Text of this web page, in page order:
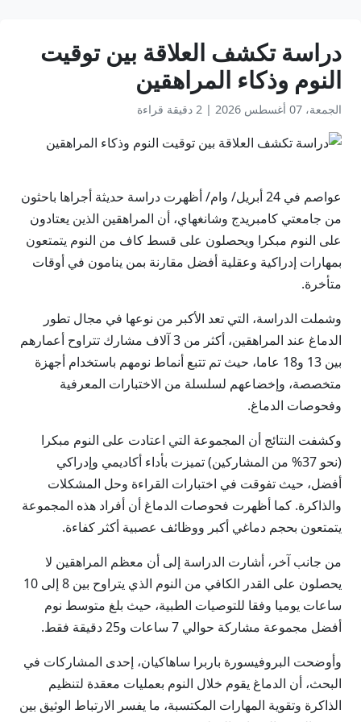
دراسة تكشف العلاقة بين توقيت
النوم وذكاء المراهقين
الجمعة، 07 أغسطس 2026 | 2 دقيقة قراءة
عواصم في 24 أبريل/ وام/ أظهرت دراسة حديثة أجراها باحثون
من جامعتي كامبريدج وشانغهاي، أن المراهقين الذين يعتادون
على النوم مبكرا ويحصلون على قسط كاف من النوم يتمتعون
بمهارات إدراكية وعقلية أفضل مقارنة بمن ينامون في أوقات
متأخرة.
وشملت الدراسة، التي تعد الأكبر من نوعها في مجال تطور
الدماغ عند المراهقين، أكثر من 3 آلاف مشارك تتراوح أعمارهم
بين 13 و18 عاما، حيث تم تتبع أنماط نومهم باستخدام أجهزة
متخصصة، وإخضاعهم لسلسلة من الاختبارات المعرفية
وفحوصات الدماغ.
وكشفت النتائج أن المجموعة التي اعتادت على النوم مبكرا
(نحو 37% من المشاركين) تميزت بأداء أكاديمي وإدراكي
أفضل، حيث تفوقت في اختبارات القراءة وحل المشكلات
والذاكرة. كما أظهرت فحوصات الدماغ أن أفراد هذه المجموعة
يتمتعون بحجم دماغي أكبر ووظائف عصبية أكثر كفاءة.
من جانب آخر، أشارت الدراسة إلى أن معظم المراهقين لا
يحصلون على القدر الكافي من النوم الذي يتراوح بين 8 إلى 10
ساعات يوميا وفقا للتوصيات الطبية، حيث بلغ متوسط نوم
أفضل مجموعة مشاركة حوالي 7 ساعات و25 دقيقة فقط.
وأوضحت البروفيسورة باربرا ساهاكيان، إحدى المشاركات في
البحث، أن الدماغ يقوم خلال النوم بعمليات معقدة لتنظيم
الذاكرة وتقوية المهارات المكتسبة، ما يفسر الارتباط الوثيق بين